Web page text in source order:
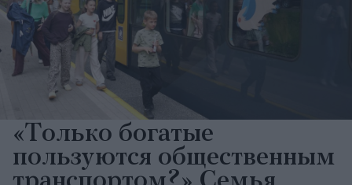
«Только богатые
пользуются общественным